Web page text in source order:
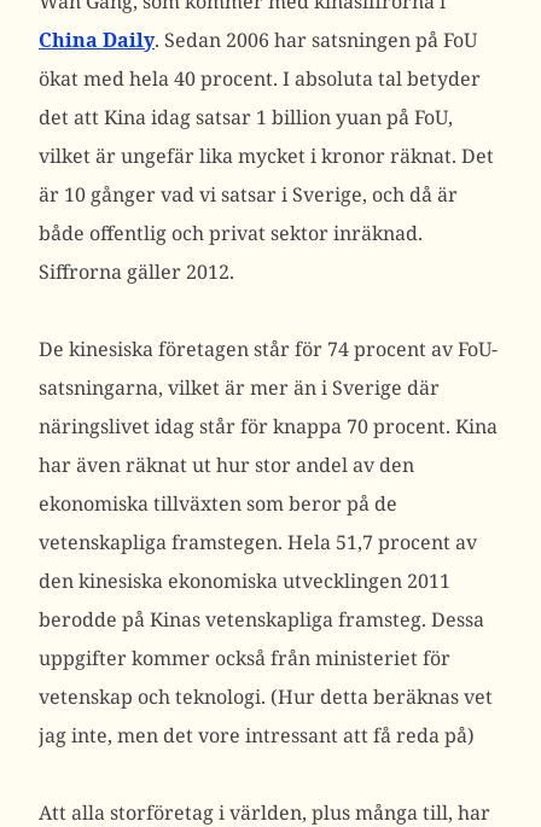
China Daily. Sedan 2006 har satsningen på FoU
ökat med hela 40 procent. I absoluta tal betyder
det att Kina idag satsar 1 billion yuan på FoU,
vilket är ungefär lika mycket i kronor räknat. Det
är 10 gånger vad vi satsar i Sverige, och då är
både offentlig och privat sektor inräknad.
Siffrorna gäller 2012.
De kinesiska företagen står för 74 procent av FoU-
satsningarna, vilket är mer än i Sverige där
näringslivet idag står för knappa 70 procent. Kina
har även räknat ut hur stor andel av den
ekonomiska tillväxten som beror på de
vetenskapliga framstegen. Hela 51,7 procent av
den kinesiska ekonomiska utvecklingen 2011
berodde på Kinas vetenskapliga framsteg. Dessa
uppgifter kommer också från ministeriet för
vetenskap och teknologi. (Hur detta beräknas vet
jag inte, men det vore intressant att få reda på)
Att alla storföretag i världen, plus många till, har